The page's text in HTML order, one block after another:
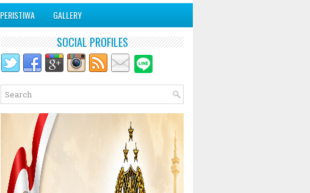
PERISTIWA GALLERY
SOCIAL PROFILES